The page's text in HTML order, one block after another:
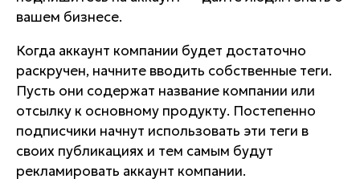
вашем бизнесе.
Когда аккаунт компании будет достаточно
раскручен, начните вводить собственные теги.
Пусть они содержат название компании или
отсылку к основному продукту. Постепенно
подписчики начнут использовать эти теги в
своих публикациях и тем самым будут
рекламировать аккаунт компании.